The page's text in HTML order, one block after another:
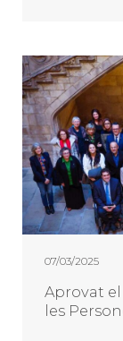
07/03/2025
Aprovat
les